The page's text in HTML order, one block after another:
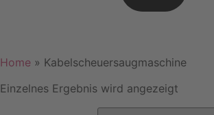
Home » Kabelscheuersaugmaschine
Einzelnes Ergebnis wird angezeigt